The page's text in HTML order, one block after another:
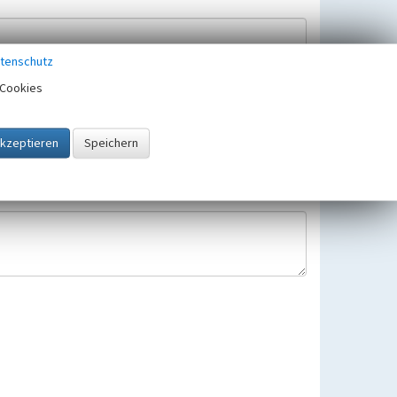
gespeichert und verwendet.
gültigen Europäischen